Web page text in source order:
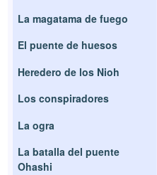
La magatama de fuego
El puente de huesos
Heredero de los Nioh
Los conspiradores
La ogra
La batalla del puente
Ohashi